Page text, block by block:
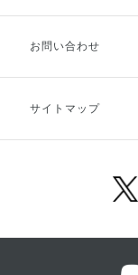
お支払方法
キャンセル・返品・
お問い合わせ
サイトマップ